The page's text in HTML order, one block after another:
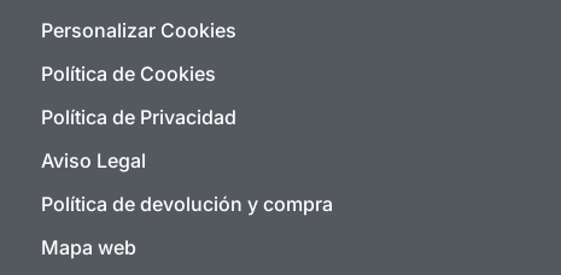
Personalizar Cookies
Política de Cookies
Política de Privacidad
Aviso Legal
Política de devolución y compra
Mapa web